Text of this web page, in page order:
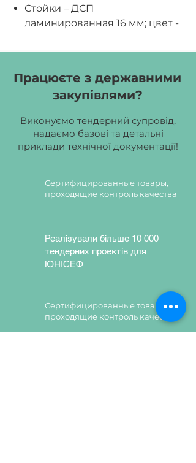
Стойки – ДСП
ламинированная 16 мм; цвет -
Столешня – ДСП
Жасмин.
Полки – ДСП ламинированная
Экраны – ДСП
ламинированная 16 мм; цвет -
Дуб молочный.
ламинированной ДСП
кромкуются кромочной лентой
декоративное покрытие.
Цвет ДСП:дуб молочный,
Працюєте з державними
закупівлями?
Виконуємо тендерний супровід,
надаємо базові та детальні
приклади технічної документації!
Сертифицированные товары,
проходящие контроль качества
Реалізували більше 10 000
тендерних проектів для
ЮНІСЕФ
Сертифицированные товары,
проходящие контроль качества